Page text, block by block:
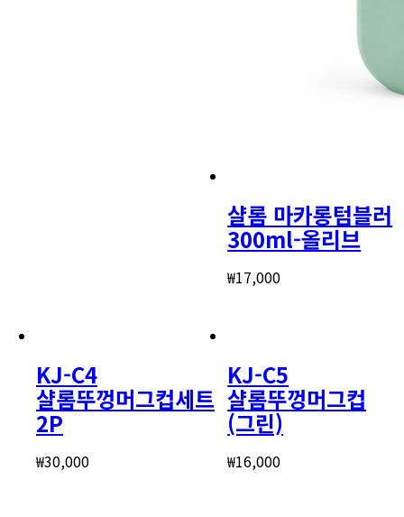
샬롬 마카롱텀블러
300ml-올리브
₩17,000
KJ-C4
샬롬뚜껑머그컵세트
2P
₩30,000
KJ-C5
샬롬뚜껑머그컵
(그린)
₩16,000